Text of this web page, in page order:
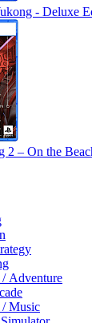
- Deluxe
2 – On the
Adventure
Music